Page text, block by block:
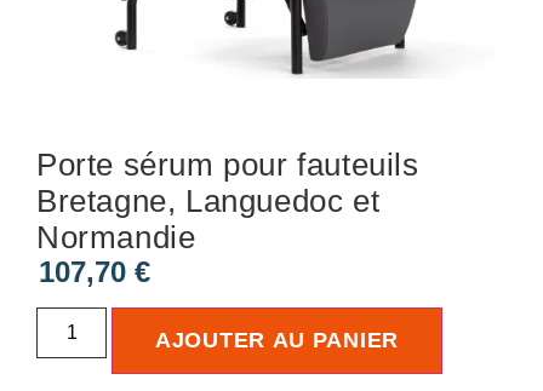
Porte sérum pour fauteuils
Bretagne, Languedoc et
Normandie
107,70 €
AJOUTER AU PANIER